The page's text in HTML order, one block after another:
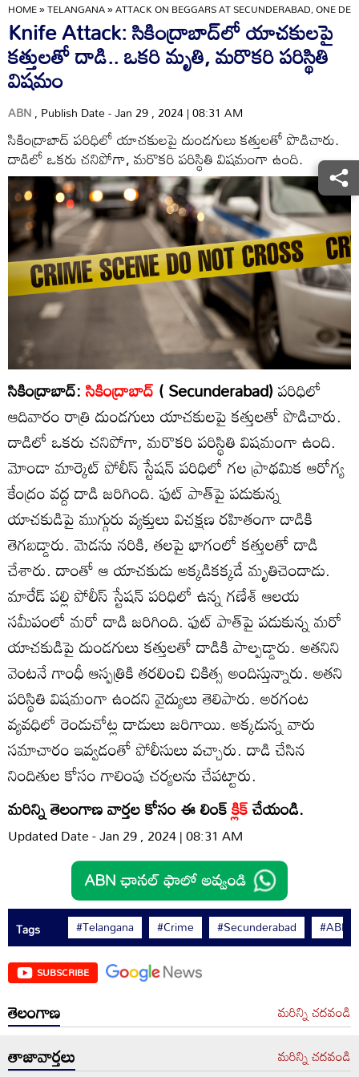
HOME»TELANGANA»ATTACK ON BEGGARS AT SECUNDERABAD, ONE
Knife Attack: సికింద్రాబాద్‌లో యాచకులపై
కత్తులతో దాడి.. ఒకరి మృతి, మరొకరి పరిస్థితి
విషమం
ABN, Publish Date - Jan 29 , 2024 | 08:31 AM
సికింద్రాబాద్‌ పరిధిలో యాచకులపై దుండగులు కత్తులతో పొడిచారు.
దాడిలో ఒకరు చనిపోగా, మరొకరి పరిస్థితి విషమంగా ఉంది.
సికింద్రాబాద్:సికింద్రాబాద్‌ ( Secunderabad)పరిధిలో
ఆదివారం రాత్రి దుండగులు యాచకులపై కత్తులతో పొడిచారు.
దాడిలో ఒకరు చనిపోగా, మరొకరి పరిస్థితి విషమంగా ఉంది.
మోండా మార్కెట్ పోలీస్ స్టేషన్ పరిధిలో గల ప్రాథమిక ఆరోగ్య
కేంద్రం వద్ద దాడి జరిగింది. ఫుట్ పాత్‌పై పడుకున్న
యాచకుడిపై ముగ్గురు వ్యక్తులు విచక్షణ రహితంగా దాడికి
తెగబడ్డారు. మెడను నరికి, తలపై భాగంలో కత్తులతో దాడి
చేశారు. దాంతో ఆ యాచకుడు అక్కడికక్కడే మృతిచెందాడు.
మారేడ్ పల్లి పోలీస్ స్టేషన్ పరిధిలో ఉన్న గణేశ్ ఆలయ
సమీపంలో మరో దాడి జరిగింది. ఫుట్ పాత్‌పై పడుకున్న మరో
యాచకుడిపై దుండగులు కత్తులతో దాడికి పాల్పడ్డారు. అతనిని
వెంటనే గాంధీ ఆస్పత్రికి తరలించి చికిత్స అందిస్తున్నారు. అతని
పరిస్థితి విషమంగా ఉందని వైద్యులు తెలిపారు. అరగంట
వ్యవధిలో రెండుచోట్ల దాడులు జరిగాయి. అక్కడున్న వారు
సమాచారం ఇవ్వడంతో పోలీసులు వచ్చారు. దాడి చేసిన
నిందితుల కోసం గాలింపు చర్యలను చేపట్టారు.
మరిన్ని తెలంగాణ వార్తల కోసం ఈ లింక్క్లిక్చేయండి.
Updated Date - Jan 29 , 2024 | 08:31 AM
Tags #Telangana #Crime #Secunderabad #ABN
SUBSCRIBE
తెలంగాణ మరిన్ని చదవండి
తాజావార్తలు మరిన్ని చదవండి